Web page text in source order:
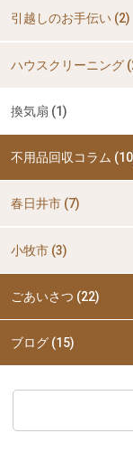
引越しのお手伝い (2)
ハウスクリーニング
換気扇 (1)
不用品回収コラム
春日井市 (7)
小牧市 (3)
ごあいさつ (22)
ブログ (15)